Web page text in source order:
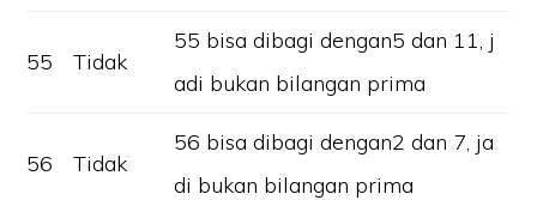
55 Tidak
55 bisa dibagi dengan5 dan 11, j
adi bukan bilangan prima
56 Tidak
56 bisa dibagi dengan2 dan 7, ja
di bukan bilangan prima